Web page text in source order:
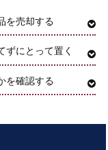
を売却する
ずにとって置く
を確認する